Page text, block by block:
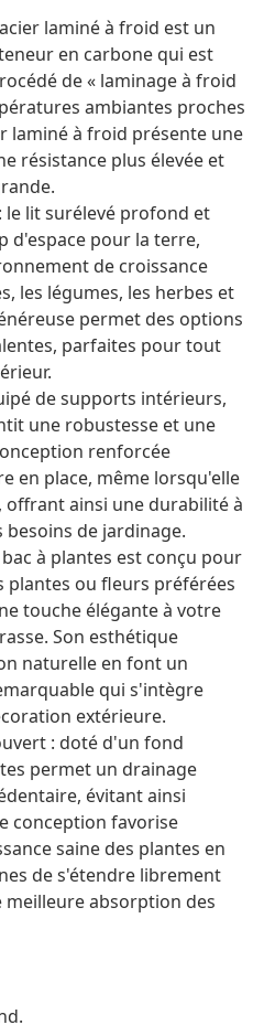
laminé à froid est un
en carbone qui est
de « laminage à froid
ambiantes proches
laminé à froid présente une
résistance plus élevée et
le lit surélevé profond et
d'espace pour la terre,
de croissance
les légumes, les herbes et
permet des options
parfaites pour tout
de supports intérieurs,
une robustesse et une
renforcée
en place, même lorsqu'elle
offrant ainsi une durabilité à
de jardinage.
à plantes est conçu pour
plantes ou fleurs préférées
touche élégante à votre
Son esthétique
naturelle en font un
qui s'intègre
extérieure.
: doté d'un fond
permet un drainage
évitant ainsi
conception favorise
saine des plantes en
de s'étendre librement
meilleure absorption des